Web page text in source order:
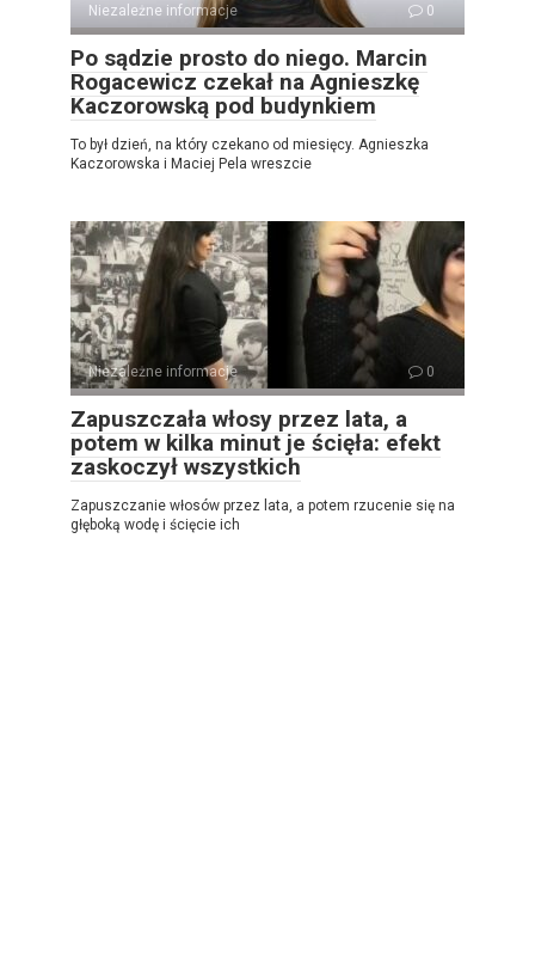
Niezależne informacje 0
Po sądzie prosto do niego. Marcin
Rogacewicz czekał na Agnieszkę
Kaczorowską pod budynkiem
To był dzień, na który czekano od miesięcy. Agnieszka
Kaczorowska i Maciej Pela wreszcie
Niezależne informacje 0
Zapuszczała włosy przez lata, a
potem w kilka minut je ścięła: efekt
zaskoczył wszystkich
Zapuszczanie włosów przez lata, a potem rzucenie się na
głęboką wodę i ścięcie ich